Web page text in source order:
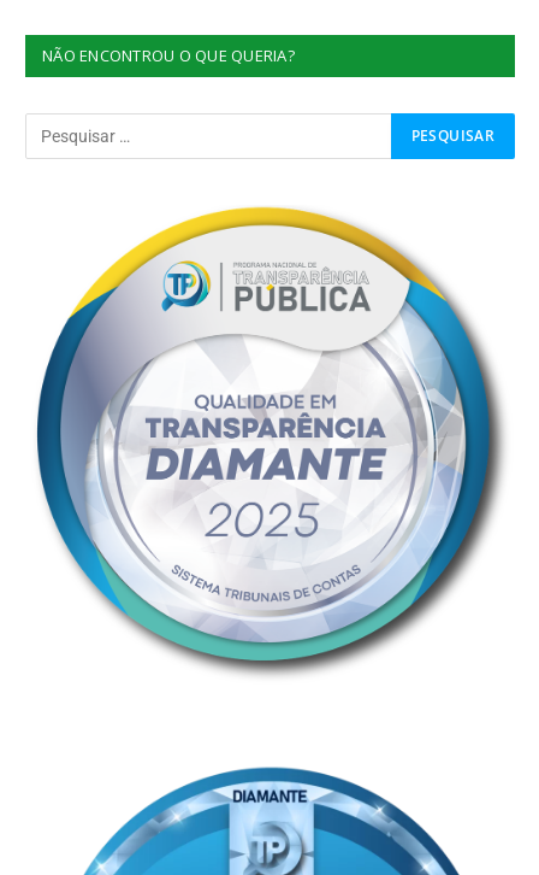
NÃO ENCONTROU O QUE QUERIA?